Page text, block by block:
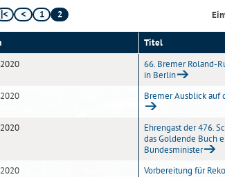
1 2
Titel
66. Bremer Roland-
in Berlin
Bremer Ausblick auf
Ehrengast der 476.
das Goldende Buch
Bundesminister
Vorbereitung für